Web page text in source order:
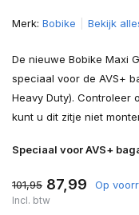
Merk: Bobike Bekijk
De nieuwe Bobike Maxi
speciaal voor de AVS+
Heavy Duty). Controleer
kunt u dit zitje niet
Speciaal voor AVS+
101,95 87,99 Op
Incl. btw